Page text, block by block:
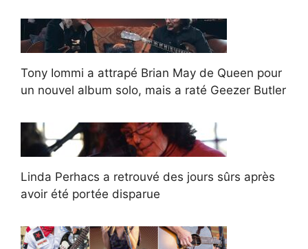
Tony Iommi a attrapé Brian May de Queen pour
un nouvel album solo, mais a raté Geezer Butler
Linda Perhacs a retrouvé des jours sûrs après
avoir été portée disparue